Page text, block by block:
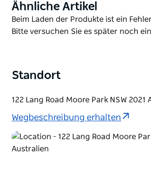
Product
List
Ähnliche Artikel
Product
List
Beim Laden der Produkte ist ein
Bitte versuchen Sie es später noch
Standort
122 Lang Road Moore Park NSW 2021
Wegbeschreibung erhalten